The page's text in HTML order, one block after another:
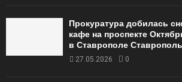
Прокуратура добилась
кафе на проспекте
в Ставрополе
27.05.2026 0